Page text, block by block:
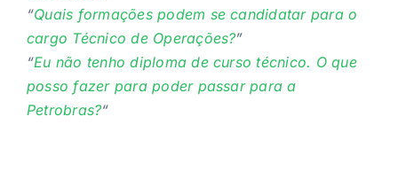
“Quais formações podem se candidatar para o
cargo Técnico de Operações?”
“Eu não tenho diploma de curso técnico. O que
posso fazer para poder passar para a
Petrobras?“